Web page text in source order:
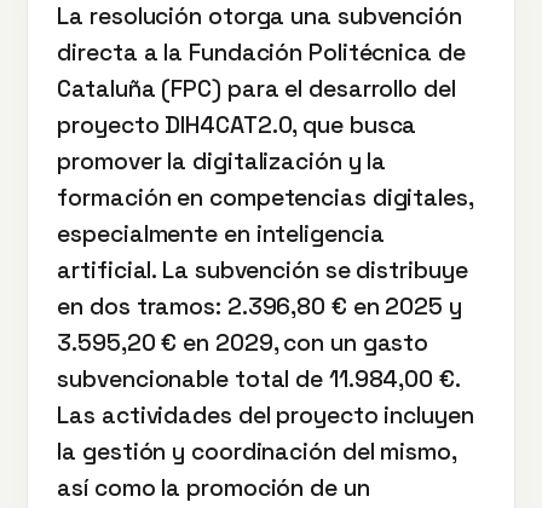
La resolución otorga una subvención
directa a la Fundación Politécnica de
Cataluña (FPC) para el desarrollo del
proyecto DIH4CAT2.0, que busca
promover la digitalización y la
formación en competencias digitales,
especialmente en inteligencia
artificial. La subvención se distribuye
en dos tramos: 2.396,80 € en 2025 y
3.595,20 € en 2029, con un gasto
subvencionable total de 11.984,00 €.
Las actividades del proyecto incluyen
la gestión y coordinación del mismo,
así como la promoción de un